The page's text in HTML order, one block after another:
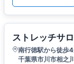
ストレッチサ
南行徳駅から徒歩
千葉県市川市相之